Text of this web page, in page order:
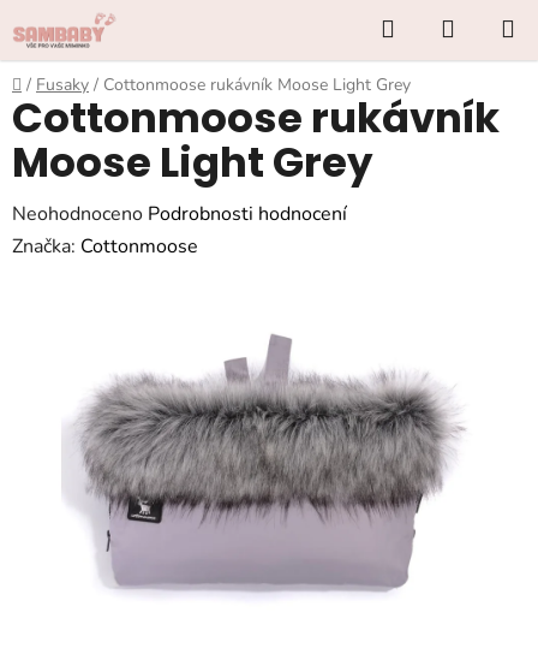
na
obsah
Hledat
KOŠÍK
Domů
/ Fusaky / Cottonmoose rukávník Moose Light Grey
Cottonmoose rukávník
Moose Light Grey
Průměrné
hodnocení
hvězdiček.
Neohodnoceno Podrobnosti hodnocení
Značka: Cottonmoose